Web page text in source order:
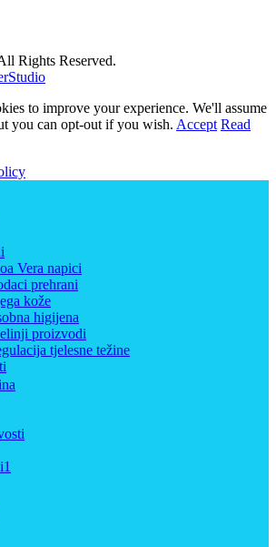
Rights Reserved.
to improve your experience. We'll assume
you can opt-out if you wish. Accept Read
Vera napici
prehrani
kože
higijena
proizvodi
tjelesne težine